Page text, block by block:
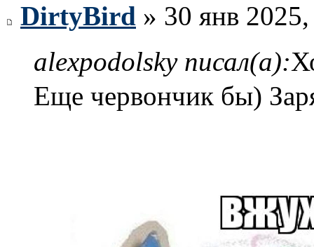
DirtyBird » 30 янв
alexpodolsky писал(а):
Еще червончик бы)